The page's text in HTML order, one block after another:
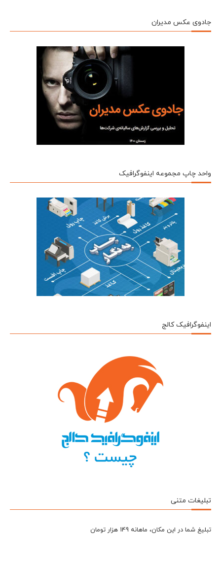
جادوی عکس مدیران
واحد چاپ مجموعه اینفوگرافیک
اینفوگرافیک کالج
تبلیغات متنی
تبلیغ شما در این مکان، ماهانه 149 هزار تومان